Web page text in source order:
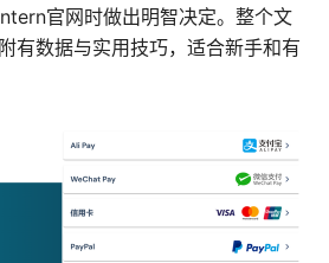
官网时做出明智决定。整个文
有数据与实用技巧，适合新手和有